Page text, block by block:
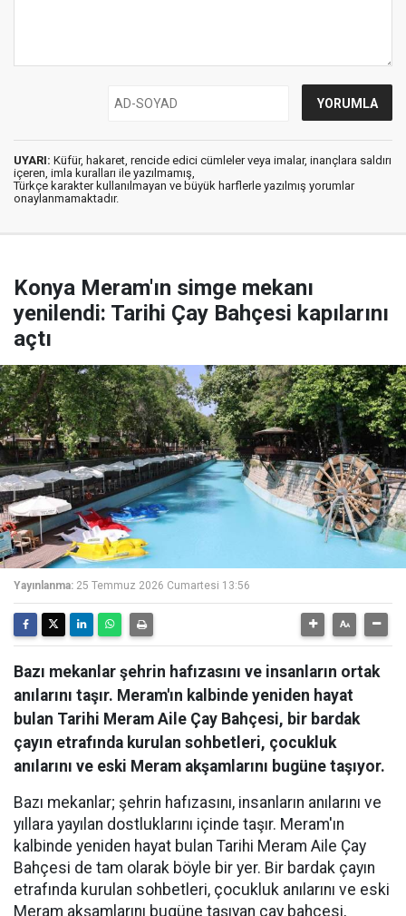
UYARI: Küfür, hakaret, rencide edici cümleler veya imalar, inançlara saldırı
içeren, imla kuralları ile yazılmamış,
Türkçe karakter kullanılmayan ve büyük harflerle yazılmış yorumlar
onaylanmamaktadır.
Konya Meram'ın simge mekanı
yenilendi: Tarihi Çay Bahçesi kapılarını
açtı
Yayınlanma: 25 Temmuz 2026 Cumartesi 13:56
Bazı mekanlar şehrin hafızasını ve insanların ortak
anılarını taşır. Meram'ın kalbinde yeniden hayat
bulan Tarihi Meram Aile Çay Bahçesi, bir bardak
çayın etrafında kurulan sohbetleri, çocukluk
anılarını ve eski Meram akşamlarını bugüne taşıyor.
Bazı mekanlar; şehrin hafızasını, insanların anılarını ve
yıllara yayılan dostluklarını içinde taşır. Meram'ın
kalbinde yeniden hayat bulan Tarihi Meram Aile Çay
Bahçesi de tam olarak böyle bir yer. Bir bardak çayın
etrafında kurulan sohbetleri, çocukluk anılarını ve eski
Meram akşamlarını bugüne taşıyan çay bahçesi,